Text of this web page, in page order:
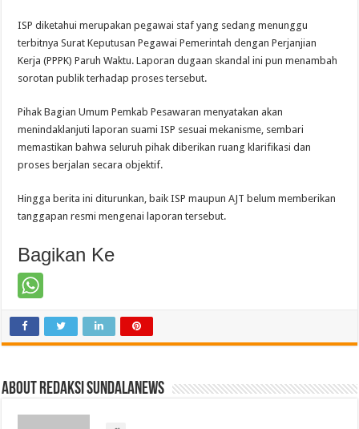
ISP diketahui merupakan pegawai staf yang sedang menunggu
terbitnya Surat Keputusan Pegawai Pemerintah dengan Perjanjian
Kerja (PPPK) Paruh Waktu. Laporan dugaan skandal ini pun menambah
sorotan publik terhadap proses tersebut.
Pihak Bagian Umum Pemkab Pesawaran menyatakan akan
menindaklanjuti laporan suami ISP sesuai mekanisme, sembari
memastikan bahwa seluruh pihak diberikan ruang klarifikasi dan
proses berjalan secara objektif.
Hingga berita ini diturunkan, baik ISP maupun AJT belum memberikan
tanggapan resmi mengenai laporan tersebut.
Bagikan Ke
About Redaksi Sundalanews